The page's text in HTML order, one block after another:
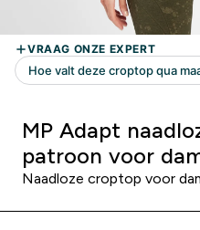
MP Adapt
patroon voor
Naadloze croptop voor